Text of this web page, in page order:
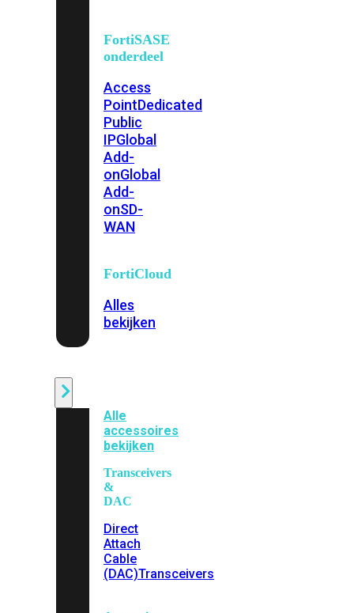
FortiSASE
onderdeel
Access
PointDedicated
Public
IPGlobal
Add-
onGlobal
Add-
onSD-
WAN
FortiCloud
Alles
bekijken
Alle
accessoires
bekijken
Transceivers
&
DAC
Direct
Attach
Cable
(DAC)Transceivers